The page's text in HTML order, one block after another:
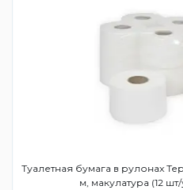
Туалетная бумага в рулонах
м, макулатура (12